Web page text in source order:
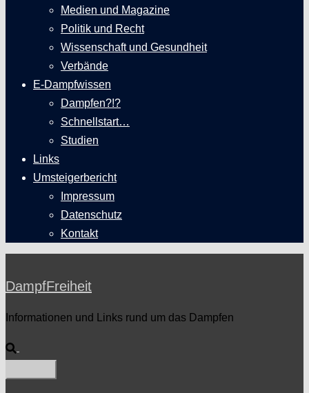
Medien und Magazine
Politik und Recht
Wissenschaft und Gesundheit
Verbände
E-Dampfwissen
Dampfen?!?
Schnellstart…
Studien
Links
Umsteigerbericht
Impressum
Datenschutz
Kontakt
DampfFreiheit
Informationen und Links rund um das Dampfen
Suche